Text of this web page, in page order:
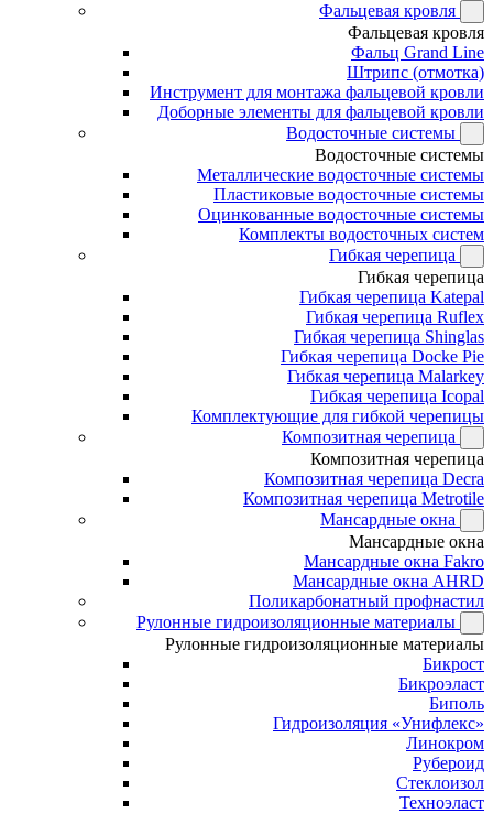
Фальцевая кровля
Фальцевая кровля
Фальц Grand Line
Штрипс (отмотка)
Инструмент для монтажа фальцевой кровли
Доборные элементы для фальцевой кровли
Водосточные системы
Водосточные системы
Металлические водосточные системы
Пластиковые водосточные системы
Оцинкованные водосточные системы
Комплекты водосточных систем
Гибкая черепица
Гибкая черепица
Гибкая черепица Katepal
Гибкая черепица Ruflex
Гибкая черепица Shinglas
Гибкая черепица Docke Pie
Гибкая черепица Malarkey
Гибкая черепица Icopal
Комплектующие для гибкой черепицы
Композитная черепица
Композитная черепица
Композитная черепица Decra
Композитная черепица Metrotile
Мансардные окна
Мансардные окна
Мансардные окна Fakro
Мансардные окна AHRD
Поликарбонатный профнастил
Рулонные гидроизоляционные материалы
Рулонные гидроизоляционные материалы
Бикрост
Бикроэласт
Биполь
Гидроизоляция «Унифлекс»
Линокром
Рубероид
Стеклоизол
Техноэласт